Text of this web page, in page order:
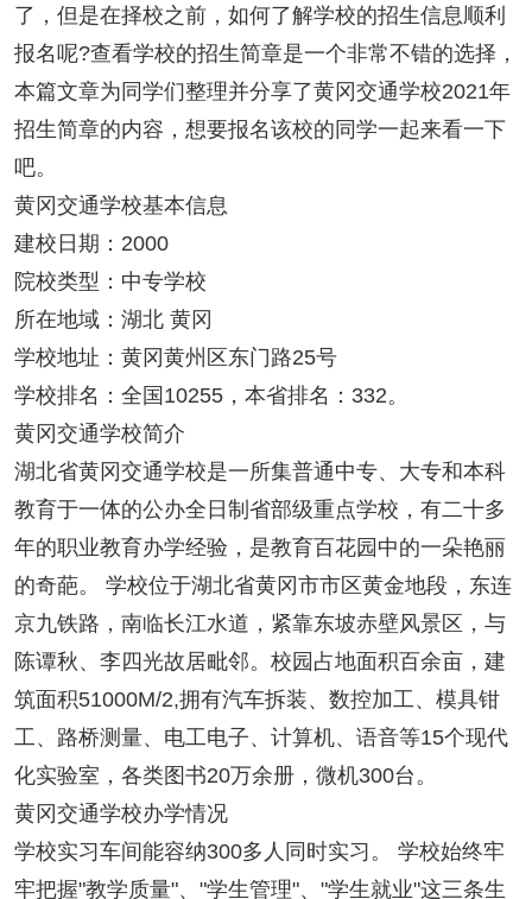
了，但是在择校之前，如何了解学校的招生信息顺利
报名呢?查看学校的招生简章是一个非常不错的选择，
本篇文章为同学们整理并分享了黄冈交通学校2021年
招生简章的内容，想要报名该校的同学一起来看一下
吧。
黄冈交通学校基本信息
建校日期：2000
院校类型：中专学校
所在地域：湖北 黄冈
学校地址：黄冈黄州区东门路25号
学校排名：全国10255，本省排名：332。
黄冈交通学校简介
湖北省黄冈交通学校是一所集普通中专、大专和本科
教育于一体的公办全日制省部级重点学校，有二十多
年的职业教育办学经验，是教育百花园中的一朵艳丽
的奇葩。 学校位于湖北省黄冈市市区黄金地段，东连
京九铁路，南临长江水道，紧靠东坡赤壁风景区，与
陈谭秋、李四光故居毗邻。校园占地面积百余亩，建
筑面积51000M/2,拥有汽车拆装、数控加工、模具钳
工、路桥测量、电工电子、计算机、语音等15个现代
化实验室，各类图书20万余册，微机300台。
黄冈交通学校办学情况
学校实习车间能容纳300多人同时实习。 学校始终牢
牢把握"教学质量"、"学生管理"、"学生就业"这三条生